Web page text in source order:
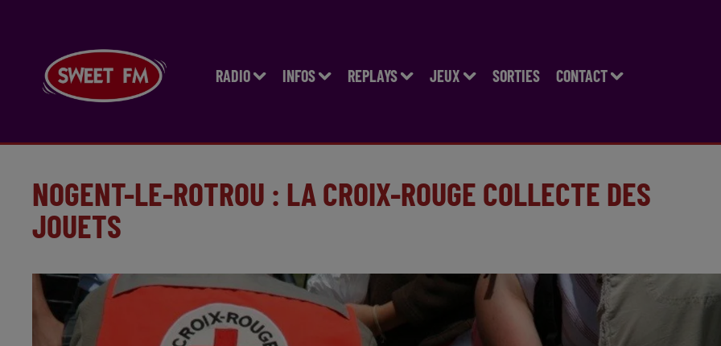
RADIO INFOS REPLAYS JEUX SORTIES CONTACT
NOGENT-LE-ROTROU : LA CROIX-ROUGE COLLECTE DES
JOUETS